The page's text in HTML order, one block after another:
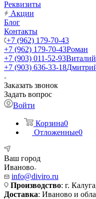
Реквизиты
Акции
Блог
Контакты
+7 (962) 179-70-43
+7 (962) 179-70-43Роман
+7 (903) 011-52-93Виталий
+7 (903) 636-33-18
Заказать звонок
Задать вопрос
Войти
Корзина0
Отложенные0
Ваш город
Иваново
info@diviro.ru
Производство: г.
Доставка: Иваново и